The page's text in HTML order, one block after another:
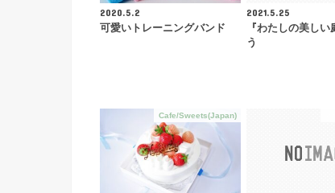
2020.5.2
可愛いトレーニングバンド
2021.5.25
『わたしの美し
う
Cafe/Sweets(Japan)